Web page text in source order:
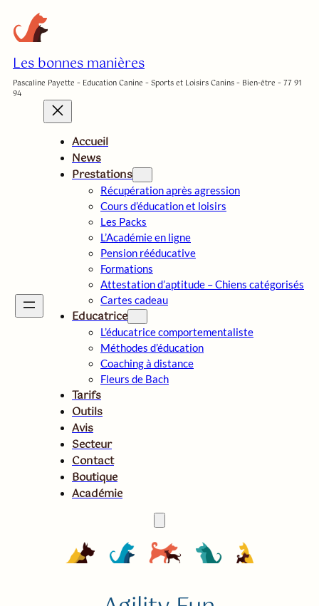
au
contenu
Les bonnes manières
Pascaline Payette – Education Canine – Sports et Loisirs Canins – Bien-être – 77 91
94
Accueil
News
Prestations
Récupération après agression
Cours d’éducation et loisirs
Les Packs
L’Académie en ligne
Pension rééducative
Formations
Attestation d’aptitude – Chiens catégorisés
Cartes cadeau
Educatrice
L’éducatrice comportementaliste
Méthodes d’éducation
Coaching à distance
Fleurs de Bach
Tarifs
Outils
Avis
Secteur
Contact
Boutique
Académie